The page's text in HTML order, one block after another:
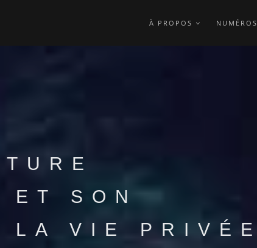
À PROPOS NUMÉROS
ET SON
LA VIE PRIVÉE